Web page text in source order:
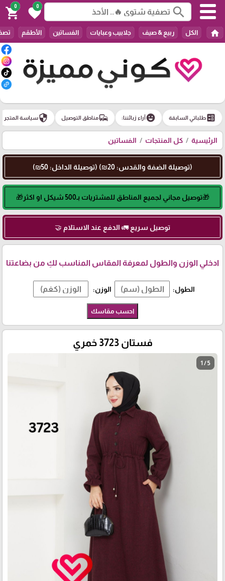
search
0
favorite
0
shopping_cart
home الكل ربيع & صيف جلابيب وعبايات الفساتين الأطقم
ballotطلباتي السابقة emoji_emotionsآراء زبائننا: commuteمناطق التوصيل securityسياسة المتجر
الرئيسية كل المنتجات الفساتين
(توصيلة الضفة والقدس: 20₪) (توصيلة الداخل: 50₪)
🎁توصيل مجاني لجميع المناطق للمشتريات بـ500 شيكل او اكثر🎁
توصيل سريع 🚛 الدفع عند الاستلام 🤝
ادخلي الوزن والطول لمعرفة المقاس المناسب لكِ من بضاعتنا
الطول: الوزن:
احسب مقاسك
فستان 3723 خمري
1 / 5